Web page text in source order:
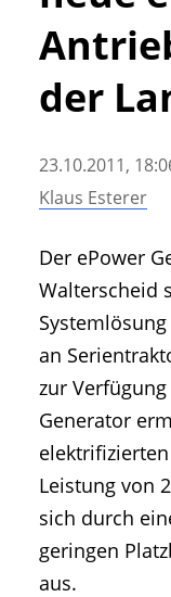
• Messen
• Mitteilung
• der
23.10.2011,
Klaus Esterer
Der ePower
Walterscheid
an
zur
Generator
Leistung von
sich durch
geringen
aus.